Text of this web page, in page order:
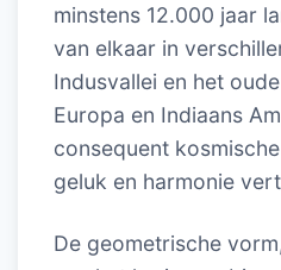
minstens 12.000 jaar
van elkaar in
Indusvallei en het
Europa en Indiaans
consequent
geluk en harmonie
De geometrische